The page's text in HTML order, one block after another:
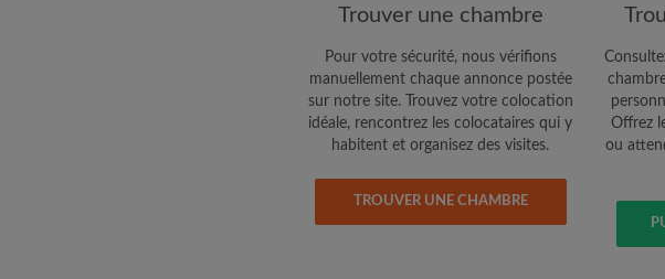
Trouver une chambre
Pour votre sécurité, nous vérifions
manuellement chaque annonce postée
sur notre site. Trouvez votre colocation
idéale, rencontrez les colocataires qui y
habitent et organisez des visites.
TROUVER UNE CHAMBRE
Offrez
ou